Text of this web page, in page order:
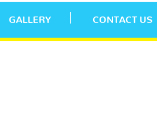
GALLERY CONTACT US